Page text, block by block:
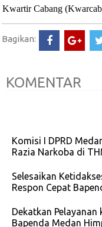
Kwartir Cabang
Bagikan:
KOMENTAR
Komisi I DPRD
Razia Narkoba di
Selesaikan
Respon Cepat
Dekatkan Pelayanan
Bapenda Medan